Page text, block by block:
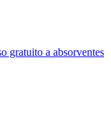
gratuito a absorventes